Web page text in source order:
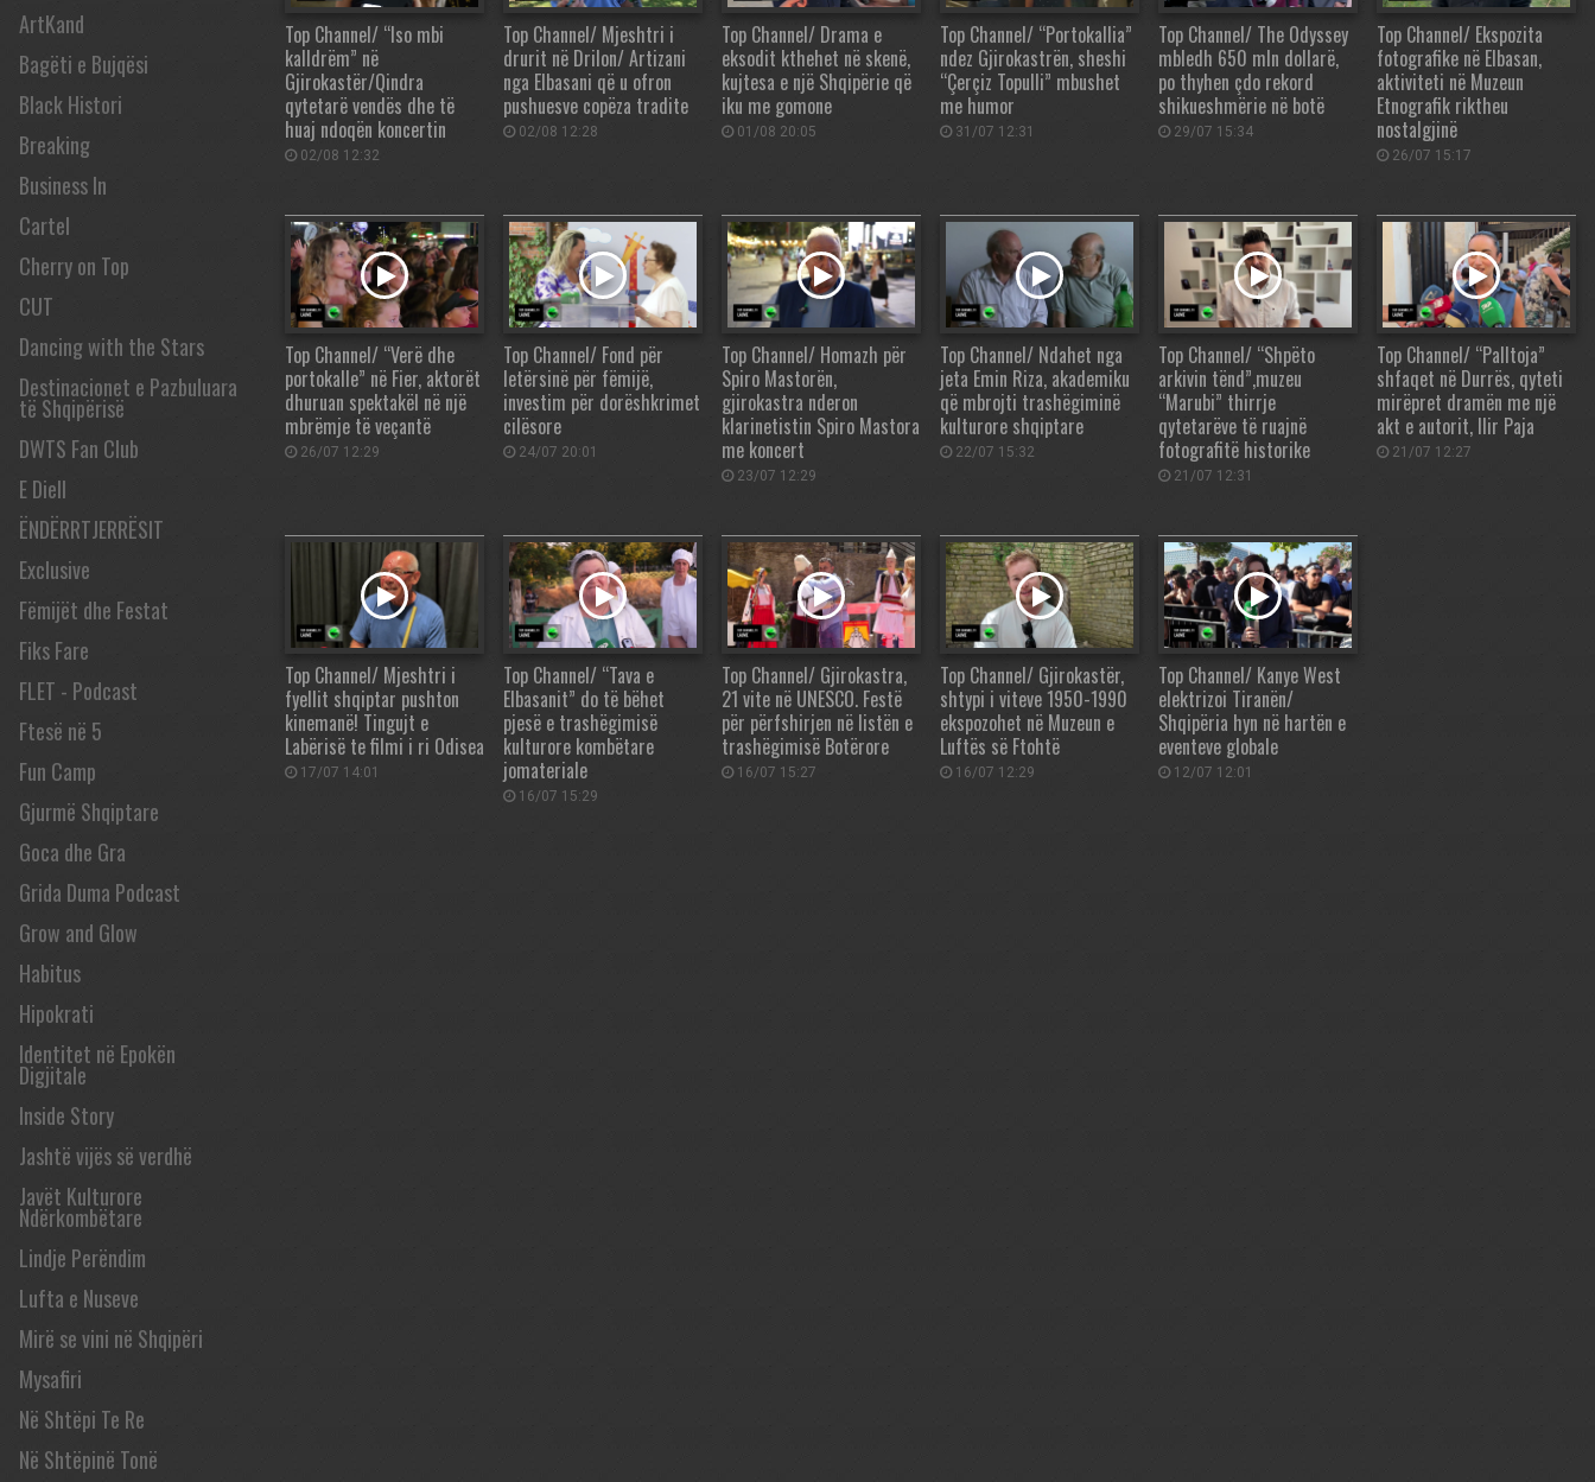
ArtKand
Bagëti e Bujqësi
Black Histori
Breaking
Business In
Cartel
Cherry on Top
CUT
Dancing with the Stars
Destinacionet e Pazbuluara
të Shqipërisë
DWTS Fan Club
E Diell
ËNDËRRTJERRËSIT
Exclusive
Fëmijët dhe Festat
Fiks Fare
FLET - Podcast
Ftesë në 5
Fun Camp
Gjurmë Shqiptare
Goca dhe Gra
Grida Duma Podcast
Grow and Glow
Habitus
Hipokrati
Identitet në Epokën
Digjitale
Inside Story
Jashtë vijës së verdhë
Javët Kulturore
Ndërkombëtare
Lindje Perëndim
Lufta e Nuseve
Mirë se vini në Shqipëri
Mysafiri
Në Shtëpi Te Re
Në Shtëpinë Tonë
Top Channel/ “Iso mbi
kalldrëm” në
Gjirokastër/Qindra
qytetarë vendës dhe të
huaj ndoqën koncertin
02/08 12:32
Top Channel/ Mjeshtri i
drurit në Drilon/ Artizani
nga Elbasani që u ofron
pushuesve copëza tradite
02/08 12:28
Top Channel/ Drama e
eksodit kthehet në skenë,
kujtesa e një Shqipërie që
iku me gomone
01/08 20:05
Top Channel/ “Portokallia”
ndez Gjirokastrën, sheshi
“Çerçiz Topulli” mbushet
me humor
31/07 12:31
Top Channel/ The Odyssey
mbledh 650 mln dollarë,
po thyhen çdo rekord
shikueshmërie në botë
29/07 15:34
Top Channel/ Ekspozita
fotografike në Elbasan,
aktiviteti në Muzeun
Etnografik riktheu
nostalgjinë
26/07 15:17
Top Channel/ “Verë dhe
portokalle” në Fier, aktorët
dhuruan spektakël në një
mbrëmje të veçantë
26/07 12:29
Top Channel/ Fond për
letërsinë për fëmijë,
investim për dorëshkrimet
cilësore
24/07 20:01
Top Channel/ Homazh për
Spiro Mastorën,
gjirokastra nderon
klarinetistin Spiro Mastora
me koncert
23/07 12:29
Top Channel/ Ndahet nga
jeta Emin Riza, akademiku
që mbrojti trashëgiminë
kulturore shqiptare
22/07 15:32
Top Channel/ “Shpëto
arkivin tënd”,muzeu
“Marubi” thirrje
qytetarëve të ruajnë
fotografitë historike
21/07 12:31
Top Channel/ “Palltoja”
shfaqet në Durrës, qyteti
mirëpret dramën me një
akt e autorit, Ilir Paja
21/07 12:27
Top Channel/ Mjeshtri i
fyellit shqiptar pushton
kinemanë! Tingujt e
Labërisë te filmi i ri Odisea
17/07 14:01
Top Channel/ “Tava e
Elbasanit” do të bëhet
pjesë e trashëgimisë
kulturore kombëtare
jomateriale
16/07 15:29
Top Channel/ Gjirokastra,
21 vite në UNESCO. Festë
për përfshirjen në listën e
trashëgimisë Botërore
16/07 15:27
Top Channel/ Gjirokastër,
shtypi i viteve 1950-1990
ekspozohet në Muzeun e
Luftës së Ftohtë
16/07 12:29
Top Channel/ Kanye West
elektrizoi Tiranën/
Shqipëria hyn në hartën e
eventeve globale
12/07 12:01